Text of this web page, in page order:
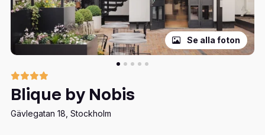
Se alla foton
Blique by Nobis
Gävlegatan 18, Stockholm